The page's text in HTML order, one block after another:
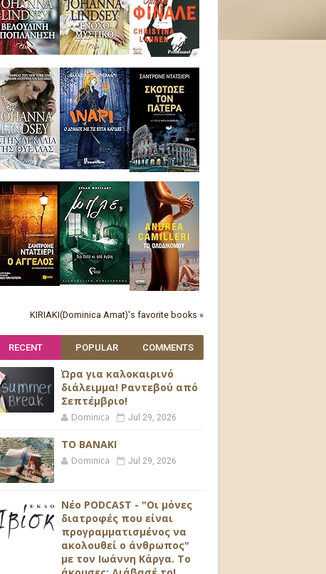
KIRIAKI(Dominica Amat)'s favorite books »
RECENT POPULAR COMMENTS
Ώρα για καλοκαιρινό
διάλειμμα! Ραντεβού από
Σεπτέμβριο!
Dominica Jul 29, 2026
ΤΟ ΒΑΝΑΚΙ
Dominica Jul 29, 2026
Νέο PODCAST - "Οι μόνες
διατροφές που είναι
προγραμματισμένος να
ακολουθεί ο άνθρωπος"
με τον Ιωάννη Κάργα. Το